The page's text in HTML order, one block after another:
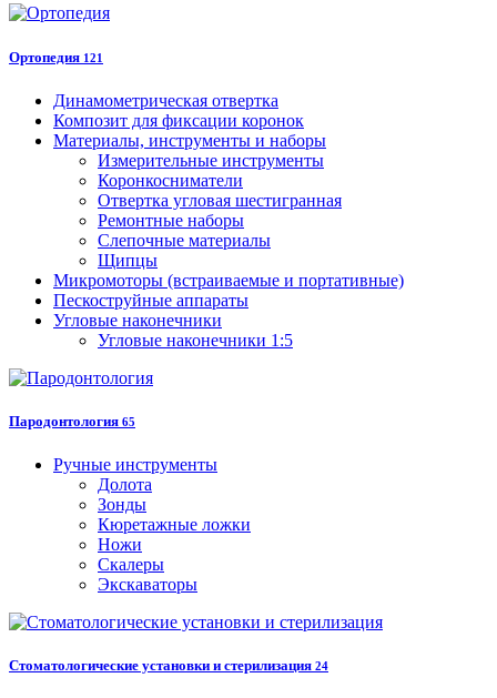
Ортопедия 121
Динамометрическая отвертка
Композит для фиксации коронок
Материалы, инструменты и наборы
Измерительные инструменты
Коронкосниматели
Отвертка угловая шестигранная
Ремонтные наборы
Слепочные материалы
Щипцы
Микромоторы (встраиваемые и портативные)
Пескоструйные аппараты
Угловые наконечники
Угловые наконечники 1:5
Пародонтология 65
Ручные инструменты
Долота
Зонды
Кюретажные ложки
Ножи
Скалеры
Экскаваторы
Стоматологические установки и стерилизация 24